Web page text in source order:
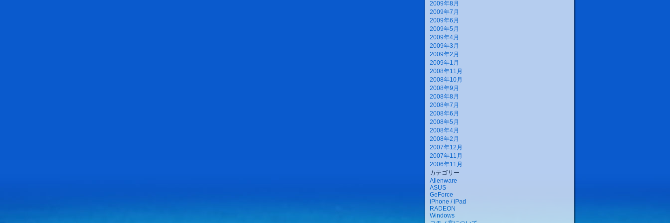
2009年8月
2009年7月
2009年6月
2009年5月
2009年4月
2009年3月
2009年2月
2009年1月
2008年11月
2008年10月
2008年9月
2008年8月
2008年7月
2008年6月
2008年5月
2008年4月
2008年2月
2007年12月
2007年11月
2006年11月
カテゴリー
Alienware
ASUS
GeForce
iPhone / iPad
RADEON
Windows